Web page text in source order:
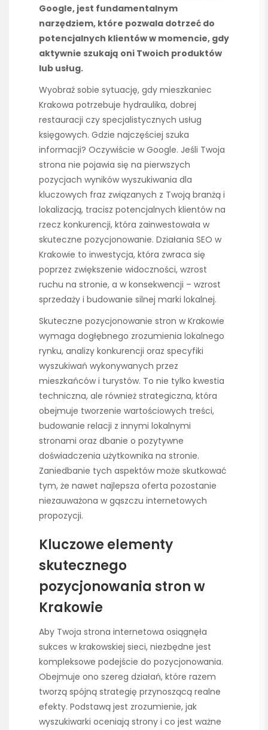
Google, jest fundamentalnym
narzędziem, które pozwala dotrzeć do
potencjalnych klientów w momencie, gdy
aktywnie szukają oni Twoich produktów
lub usług.
Wyobraź sobie sytuację, gdy mieszkaniec
Krakowa potrzebuje hydraulika, dobrej
restauracji czy specjalistycznych usług
księgowych. Gdzie najczęściej szuka
informacji? Oczywiście w Google. Jeśli Twoja
strona nie pojawia się na pierwszych
pozycjach wyników wyszukiwania dla
kluczowych fraz związanych z Twoją branżą i
lokalizacją, tracisz potencjalnych klientów na
rzecz konkurencji, która zainwestowała w
skuteczne pozycjonowanie. Działania SEO w
Krakowie to inwestycja, która zwraca się
poprzez zwiększenie widoczności, wzrost
ruchu na stronie, a w konsekwencji – wzrost
sprzedaży i budowanie silnej marki lokalnej.
Skuteczne pozycjonowanie stron w Krakowie
wymaga dogłębnego zrozumienia lokalnego
rynku, analizy konkurencji oraz specyfiki
wyszukiwań wykonywanych przez
mieszkańców i turystów. To nie tylko kwestia
techniczna, ale również strategiczna, która
obejmuje tworzenie wartościowych treści,
budowanie relacji z innymi lokalnymi
stronami oraz dbanie o pozytywne
doświadczenia użytkownika na stronie.
Zaniedbanie tych aspektów może skutkować
tym, że nawet najlepsza oferta pozostanie
niezauważona w gąszczu internetowych
propozycji.
Kluczowe elementy
skutecznego
pozycjonowania stron w
Krakowie
Aby Twoja strona internetowa osiągnęła
sukces w krakowskiej sieci, niezbędne jest
kompleksowe podejście do pozycjonowania.
Obejmuje ono szereg działań, które razem
tworzą spójną strategię przynoszącą realne
efekty. Podstawą jest zrozumienie, jak
wyszukiwarki oceniają strony i co jest ważne